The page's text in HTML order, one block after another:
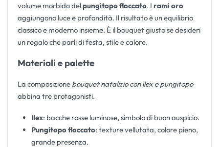
volume morbido delpungitopo floccato. I rami oro
aggiungono luce e profondità. Il risultato è un equilibrio
classico e moderno insieme. È il bouquet giusto se desideri
un regalo che parli di festa, stile e calore.
Materiali e palette
La composizione bouquet natalizio con ilex e pungitopo
abbina tre protagonisti.
Ilex: bacche rosse luminose, simbolo di buon auspicio.
Pungitopo floccato: texture vellutata, colore pieno,
grande presenza.